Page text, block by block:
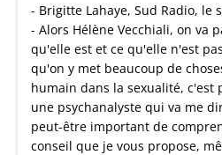
- Brigitte Lahaye, Sud Radio, le
- Alors Hélène Vecchiali, on va
qu'elle est et ce qu'elle n'est
qu'on y met beaucoup de
humain dans la sexualité, c'est
une psychanalyste qui va me
peut-être important de
conseil que je vous propose,